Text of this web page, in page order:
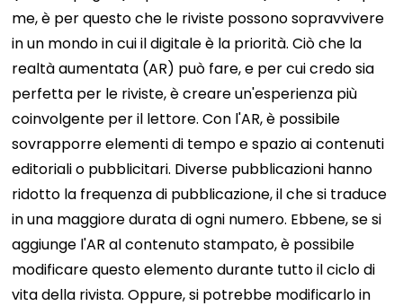
me, è per questo che le riviste possono sopravvivere
in un mondo in cui il digitale è la priorità. Ciò che la
realtà aumentata (AR) può fare, e per cui credo sia
perfetta per le riviste, è creare un'esperienza più
coinvolgente per il lettore. Con l'AR, è possibile
sovrapporre elementi di tempo e spazio ai contenuti
editoriali o pubblicitari. Diverse pubblicazioni hanno
ridotto la frequenza di pubblicazione, il che si traduce
in una maggiore durata di ogni numero. Ebbene, se si
aggiunge l'AR al contenuto stampato, è possibile
modificare questo elemento durante tutto il ciclo di
vita della rivista. Oppure, si potrebbe modificarlo in